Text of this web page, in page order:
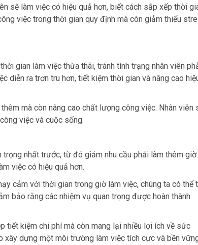
sẽ làm việc có hiệu quả hơn, biết cách sắp xếp thời
việc trong thời gian quy định mà còn giảm thiểu
gian làm việc thừa thãi, tránh tình trạng nhân viên
diễn ra trơn tru hơn, tiết kiệm thời gian và nâng cao
mà còn nâng cao chất lượng công việc. Nhân viên
việc và cuộc sống.
nhất trước, từ đó giảm nhu cầu phải làm thêm giờ.
việc có hiệu quả hơn.
cảm với thời gian trong giờ làm việc, chúng ta có thể
bảo rằng các nhiệm vụ quan trọng được hoàn thành
tiết kiệm chi phí mà còn mang lại nhiều lợi ích về sức
xây dựng một môi trường làm việc tích cực và bền